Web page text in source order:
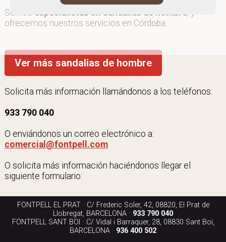
Somos especialistas en Sandalias de hombre, y
ofrecemos nuestros servicios en Córdoba.
Ver más sandalias de hombre
Solicita más información llamándonos a los teléfonos:
933 790 040
O enviándonos un correo electrónico a:
comercial@fontpell.com
O solicita más información haciéndonos llegar el
siguiente formulario:
FONTPELL EL PRAT · C/ Frederic Soler, 42, 08820, El Prat de
Llobregat, BARCELONA · 933 790 040
FONTPELL SANT BOI · C/ Vidal i Barraquer, 28, 08830 Sant Boi,
BARCELONA · 936 400 502